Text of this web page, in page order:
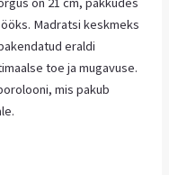
Madratsi keskmeks
eraldi
toe ja mugavuse.
mis pakub